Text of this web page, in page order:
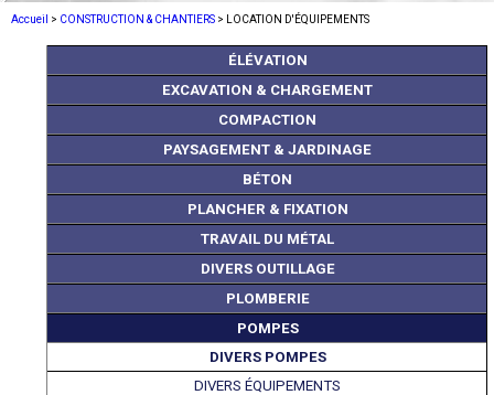
Accueil > CONSTRUCTION & CHANTIERS > LOCATION D'ÉQUIPEMENTS
ÉLÉVATION
EXCAVATION & CHARGEMENT
COMPACTION
PAYSAGEMENT & JARDINAGE
BÉTON
PLANCHER & FIXATION
TRAVAIL DU MÉTAL
DIVERS OUTILLAGE
PLOMBERIE
POMPES
DIVERS POMPES
DIVERS ÉQUIPEMENTS